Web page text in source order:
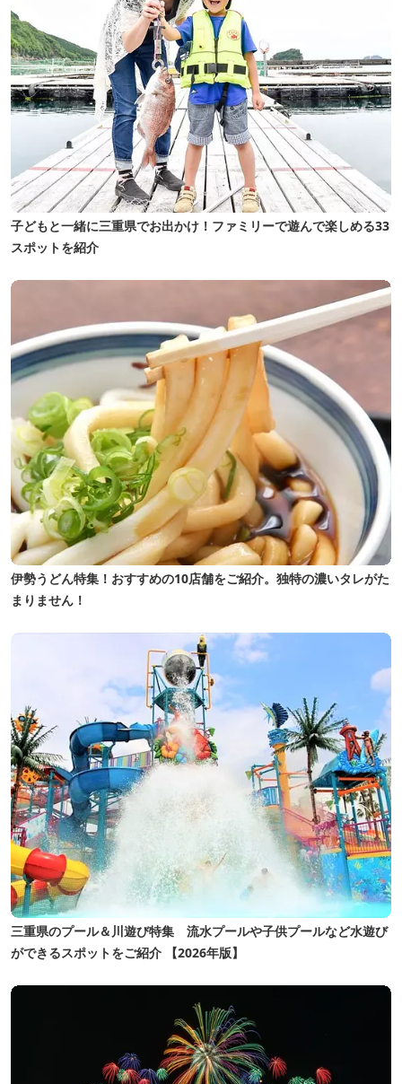
子どもと一緒に三重県でお出かけ！ファミリーで遊んで楽しめる33
スポットを紹介
伊勢うどん特集！おすすめの10店舗をご紹介。独特の濃いタレがた
まりません！
三重県のプール＆川遊び特集 流水プールや子供プールなど水遊び
ができるスポットをご紹介 【2026年版】